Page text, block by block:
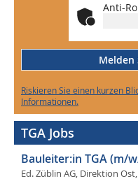
Anti-
Melden
Riskieren Sie einen kurzen
Informationen.
TGA Jobs
Bauleiter:in TGA (m/
Ed. Züblin AG, Direktion